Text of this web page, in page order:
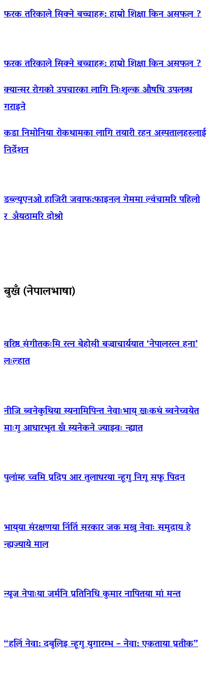
फरक तरिकाले सिक्ने बच्चाहरू: हाम्रो शिक्षा किन असफल ?
फरक तरिकाले सिक्ने बच्चाहरू: हाम्रो शिक्षा किन असफल ?
क्यान्सर रोगको उपचारका लागि निःशुल्क औषधि उपलब्ध
गराइने
कडा निमोनिया रोकथामका लागि तयारी रहन अस्पतालहरुलाई
निर्देशन
डब्ल्यूएनओ हाजिरी जवाफ:फाइनल गेममा ल्वंचामरि पहिलो
र अँयठामरि दोश्रो
बुखँ (नेपालभाषा)
वरिष्ठ संगीतकःमि रत्न बेहोसी बज्राचार्ययात ‘नेपालरत्न हना’
लःल्हात
नीजि ब्वनेकुथिया स्यनामिपिन्त नेवाःभाय् खःकथं ब्वनेच्वयेत
माःगु आधारभूत खँ स्यनेकने ज्याझ्वः न्ह्यात
पुलांम्ह च्वमि प्रदिप आर तुलाधरया न्हूगु निगू सफू पिदन
भाय्‌या संरक्षणया निंतिं सरकार जक मखु नेवाः समुदाय हे
न्ह्यज्याये माल
न्यूज नेपाःया जर्मनि प्रतिनिधि कुमार नापितया मां मन्त
“हलिं नेवा: दबुलिइ न्हूगु युगारम्भ – नेवा: एकताया प्रतीक”